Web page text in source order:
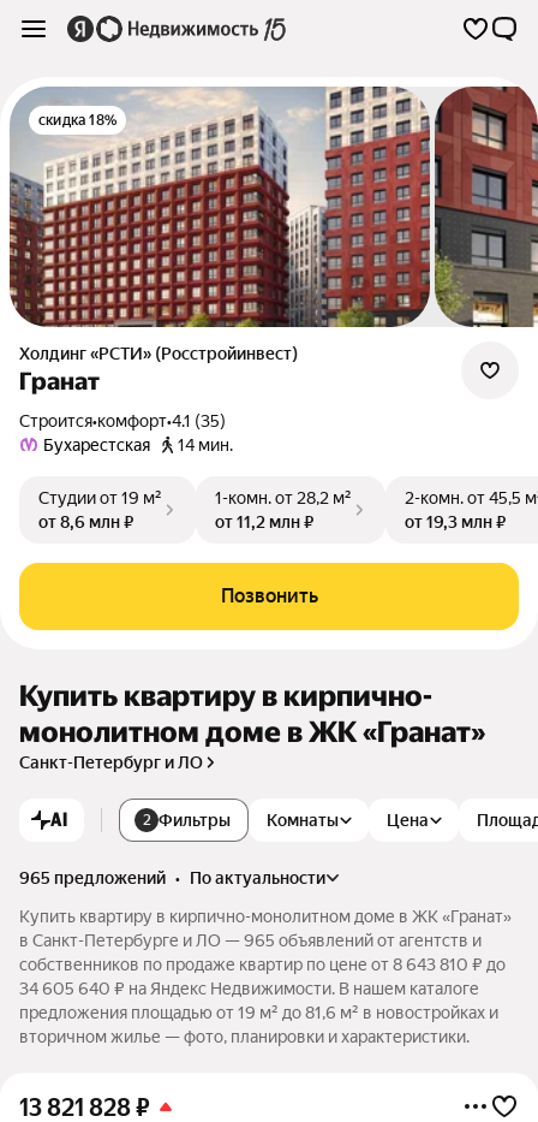
скидка 18%
Холдинг «РСТИ» (Росстройинвест)
Гранат
Строится•комфорт•4.1 (35)
Бухарестская
14 мин.
Студииот 19 м²
от 8,6 млн ₽
1-комн.от 28,2 м²
от 11,2 млн ₽
2-комн.от 45,5
от 19,3 млн ₽
Позвонить
Купить квартиру в кирпично-
монолитном доме в ЖК «Гранат»
Санкт-Петербург и ЛО
AI 2 Фильтры Комнаты Цена
965 предложений •
по актуальности
Купить квартиру в кирпично-монолитном доме в ЖК «Гранат»
в Санкт-Петербурге и ЛО — 965 объявлений от агентств и
собственников по продаже квартир по цене от 8 643 810 ₽ до
34 605 640 ₽ на Яндекс Недвижимости. В нашем каталоге
предложения площадью от 19 м² до 81,6 м² в новостройках и
вторичном жилье — фото, планировки и характеристики.
13 821 828₽